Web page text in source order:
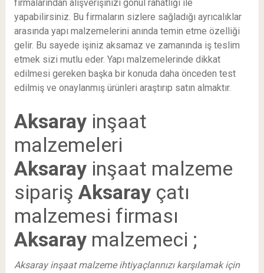
firmalarından alışverişinizi gönül rahatlığı ile
yapabilirsiniz. Bu firmaların sizlere sağladığı ayrıcalıklar
arasında yapı malzemelerini anında temin etme özelliği
gelir. Bu sayede işiniz aksamaz ve zamanında iş teslim
etmek sizi mutlu eder. Yapı malzemelerinde dikkat
edilmesi gereken başka bir konuda daha önceden test
edilmiş ve onaylanmış ürünleri araştırıp satın almaktır.
Aksaray inşaat
malzemeleri
Aksaray inşaat malzeme
sipariş Aksaray çatı
malzemesi firması
Aksaray malzemeci ;
Aksaray inşaat malzeme ihtiyaçlarınızı karşılamak için